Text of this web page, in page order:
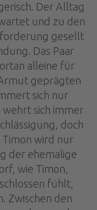
Der Alltag
und zu den
gesellt
Das Paar
alleine für
geprägten
sich nur
wehrt sich immer
doch
wird nur
der ehemalige
wie Timon,
fühlt,
Zwischen den